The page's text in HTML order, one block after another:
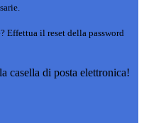
Effettua il reset della password
casella di posta elettronica!